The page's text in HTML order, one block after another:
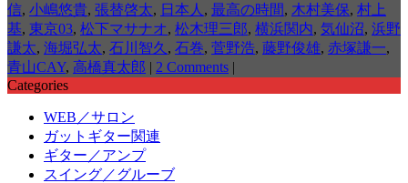
信, 小嶋悠貴, 張替啓太, 日本人 , 最高の時間, 木村美保, 村上
基, 東京03, 松下マサナオ, 松木理三郎, 横浜関内, 気仙沼, 浜野
謙太, 海堀弘太, 石川智久 , 石巻, 菅野浩, 藤野俊雄, 赤塚謙一,
青山CAY, 高橋真太郎 | 2 Comments |
Categories
WEB／サロン
ガットギター関連
ギター／アンプ
スイング／グルーブ